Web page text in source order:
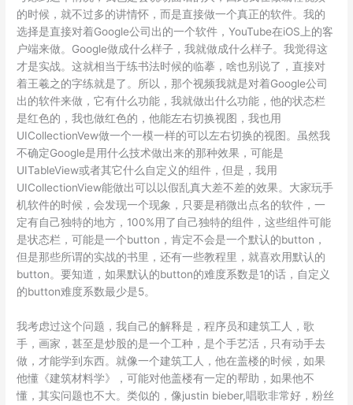
的时候，就不过多的讲情怀，而是直接做一个真正的软件。我的
选择是直接对着Google公司出的一个软件，YouTube在iOS上的客
户端来做。Google做成什么样子，我就做成什么样子。我觉得这
才是实战。这就相当于练书法时候的临摹，啥也别说了，直接对
着王羲之的字练就是了。所以，那个视频我就是对着Google公司
出的软件来做，它有什么功能，我就做出什么功能，他的状态栏
是红色的，我也做红色的，他能左右切换视图，我也用
UICollectionVew做一个一模一样的可以左右切换的视图。虽然我
不确定Google是用什么技术做出来的那种效果，可能是
UITableView或者其它什么自定义的组件，但是，我用
UICollectionView能做出可以以假乱真大差不差的效果。大家玩手
机软件的时候，会发现一个现象，只要是稍微出点名的软件，一
定有自己独特的地方，100%用了自己独特的组件，这些组件可能
是状态栏，可能是一个button，肯定不会是一个默认的button，
但是那些所谓的实战的书里，还有一些教程里，就喜欢用默认的
button。要知道，如果默认的button的难度系数是1的话，自定义
的button难度系数最少是5。
我考虑过这个问题，我自己的解释是，程序员和建筑工人，歌
手，画家，甚至是炒股的是一个工种，是个手艺活，只有动手去
做，才能学到东西。就像一个建筑工人，他在盖楼的时候，如果
他懂《建筑材料学》，可能对他盖楼有一定的帮助，如果他不
懂，其实问题也不大。类似的，像justin bieber,唱歌非常好，粉丝